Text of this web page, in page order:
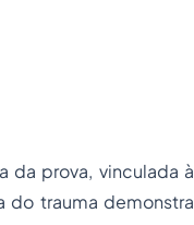
da prova, vinculada à
do trauma demonstra